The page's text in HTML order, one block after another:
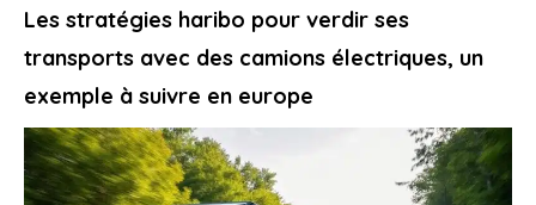
Les stratégies haribo pour verdir ses
transports avec des camions électriques, un
exemple à suivre en europe